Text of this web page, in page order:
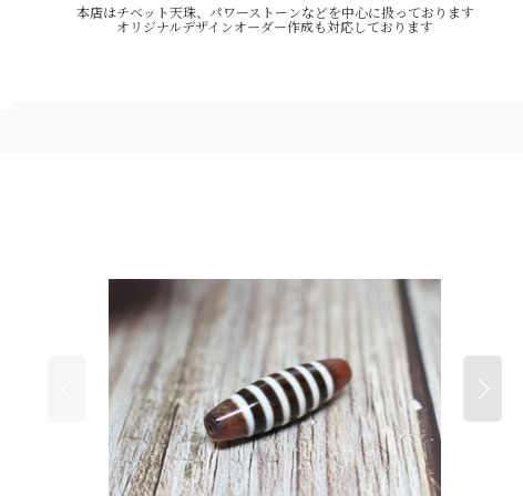
本店はチベット天珠、パワーストーンなどを中心に扱っております
オリジナルデザインオーダー作成も対応しております